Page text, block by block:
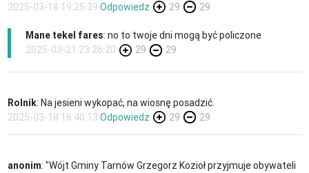
2025-03-18 19:25:39 Odpowiedz 29 29
Mane tekel fares: no to twoje dni mogą być policzone
2025-03-21 23:26:20
29 29
Rolnik: Na jesieni wykopać, na wiosnę posadzić.
2025-03-18 16:40:13 Odpowiedz 29 29
anonim: "Wójt Gminy Tarnów Grzegorz Kozioł przyjmuje obywateli